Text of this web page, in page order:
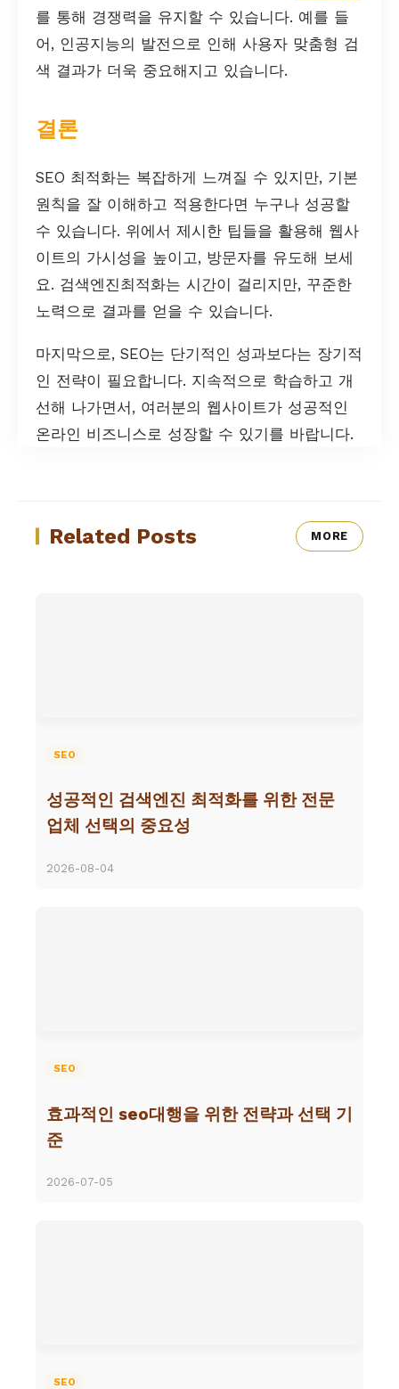
를 통해 경쟁력을 유지할 수 있습니다. 예를 들
어, 인공지능의 발전으로 인해 사용자 맞춤형 검
색 결과가 더욱 중요해지고 있습니다.
결론
SEO 최적화는 복잡하게 느껴질 수 있지만, 기본
원칙을 잘 이해하고 적용한다면 누구나 성공할
수 있습니다. 위에서 제시한 팁들을 활용해 웹사
이트의 가시성을 높이고, 방문자를 유도해 보세
요. 검색엔진최적화는 시간이 걸리지만, 꾸준한
노력으로 결과를 얻을 수 있습니다.
마지막으로, SEO는 단기적인 성과보다는 장기적
인 전략이 필요합니다. 지속적으로 학습하고 개
선해 나가면서, 여러분의 웹사이트가 성공적인
온라인 비즈니스로 성장할 수 있기를 바랍니다.
Related Posts MORE
SEO
성공적인 검색엔진 최적화를 위한 전문
업체 선택의 중요성
2026-08-04
SEO
효과적인 seo대행을 위한 전략과 선택 기
준
2026-07-05
SEO